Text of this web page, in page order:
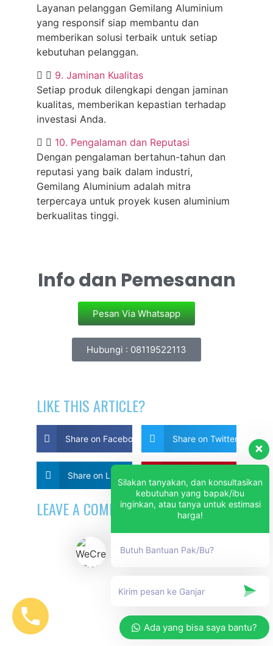
Layanan pelanggan Gemilang Aluminium
yang responsif siap membantu dan
memberikan solusi terbaik untuk setiap
kebutuhan pelanggan.
9. Jaminan Kualitas
Setiap produk dilengkapi dengan jaminan
kualitas, memberikan kepastian terhadap
investasi Anda.
10. Pengalaman dan Reputasi
Dengan pengalaman bertahun-tahun dan
reputasi yang baik dalam industri,
Gemilang Aluminium adalah mitra
terpercaya untuk proyek kusen aluminium
berkualitas tinggi.
Info dan Pemesanan
Pesan Via Whatsapp
Hubungi : 08119522113
LIKE THIS ARTICLE?
Share on Facebook Share on Twitter
Share on Linkdin
LEAVE A COMMENT
Silakan tanyakan, dan konsultasikan
kebutuhan yang bapak/ibu
inginkan, atau tanya untuk estimasi
harga!
Butuh Bantuan Pak/Bu?
Ada yang bisa saya bantu?